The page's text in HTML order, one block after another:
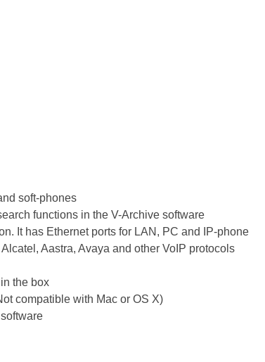
soft-phones
functions in the V-Archive software
It has Ethernet ports for LAN, PC and IP-phone
Aastra, Avaya and other VoIP protocols
the box
compatible with Mac or OS X)